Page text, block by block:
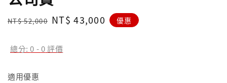
Regular
NT$ 52,000 Sale
NT$ 43,000 優惠
總分:0 -0評價
適用優惠